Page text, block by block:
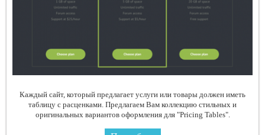
Каждый сайт, который предлагает услуги или товары должен иметь
таблицу с расценками. Предлагаем Вам коллекцию стильных и
оригинальных вариантов оформления для "Pricing Tables".